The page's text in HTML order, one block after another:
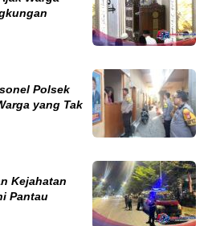
Polsek
yang Tak
Kejahatan
Pantau